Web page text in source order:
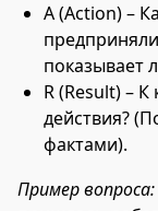
A (Action) –
показывает
R (Result) –
действия?
фактами).
Пример вопроса: